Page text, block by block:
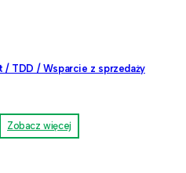
/ TDD / Wsparcie z sprzedaży
Zobacz więcej